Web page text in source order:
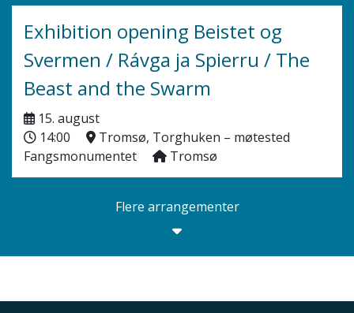
Exhibition opening Beistet og
Svermen / Rávga ja Spierru / The
Beast and the Swarm
15. august
14:00
Tromsø, Torghuken – møtested
Fangsmonumentet
Tromsø
Flere arrangementer